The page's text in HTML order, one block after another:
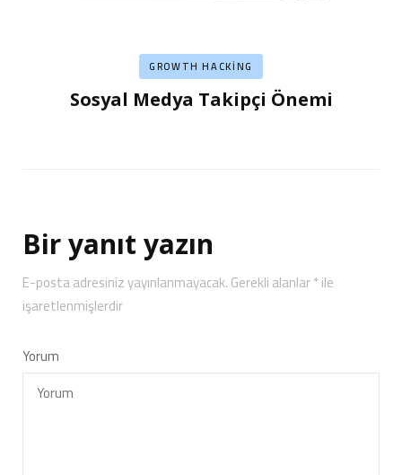
GROWTH HACKING
Sosyal Medya Takipçi Önemi
Bir yanıt yazın
E-posta adresiniz yayınlanmayacak.Gerekli alanlar*ile
işaretlenmişlerdir
Yorum